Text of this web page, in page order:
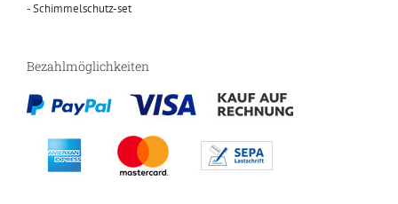
- Schimmelschutz-set
Bezahlmöglichkeiten